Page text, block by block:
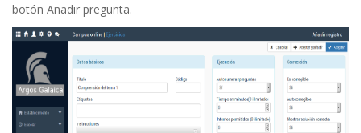
botón Añadir pregunta.